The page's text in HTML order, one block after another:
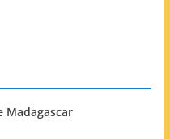
Madagascar